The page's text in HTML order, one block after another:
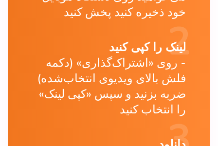
خود ذخیره کنید پخش کنید
لینک را کپی کنید
روی «اشتراک‌گذاری» (دکمه
فلش بالای ویدیوی انتخاب‌شده)
ضربه بزنید و سپس «کپی لینک»
را انتخاب کنید